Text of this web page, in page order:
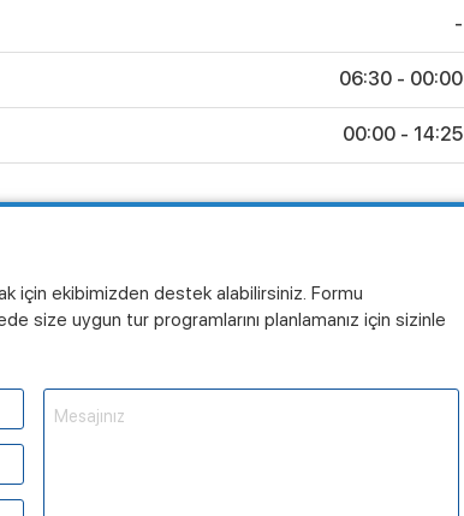
-
06:30 - 00:00
00:00 - 14:25
için ekibimizden destek alabilirsiniz. Formu
size uygun tur programlarını planlamanız için sizinle